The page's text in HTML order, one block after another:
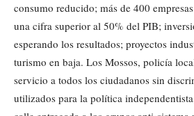
consumo reducido; más de 400
una cifra superior al 50% del PIB;
esperando los resultados; proyectos
turismo en baja. Los Mossos, policía
servicio a todos los ciudadanos sin
utilizados para la política